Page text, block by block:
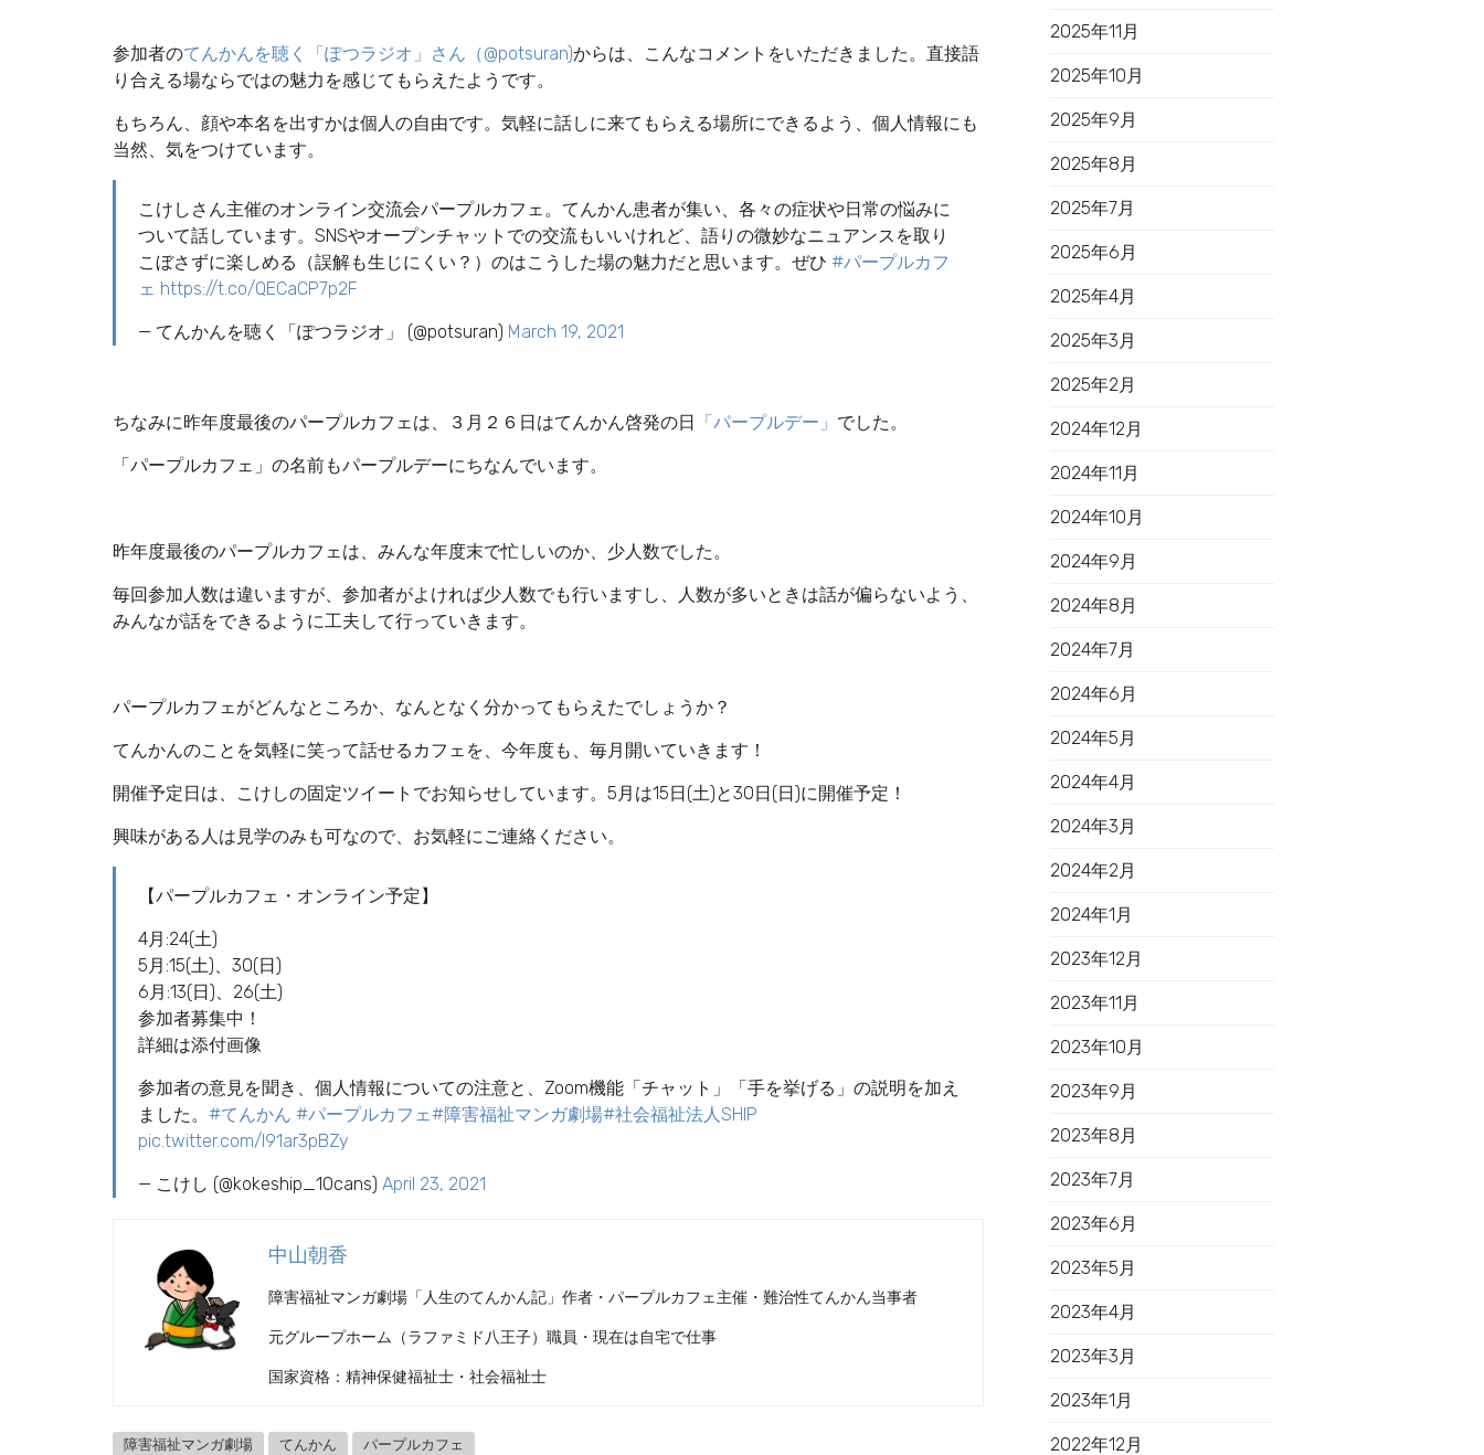
参加者のてんかんを聴く「ぽつラジオ」さん（@potsuran)からは、こんなコメントをいただきました。直接語
り合える場ならではの魅力を感じてもらえたようです。
もちろん、顔や本名を出すかは個人の自由です。気軽に話しに来てもらえる場所にできるよう、個人情報にも
当然、気をつけています。
こけしさん主催のオンライン交流会パープルカフェ。てんかん患者が集い、各々の症状や日常の悩みに
ついて話しています。SNSやオープンチャットでの交流もいいけれど、語りの微妙なニュアンスを取り
こぼさずに楽しめる（誤解も生じにくい？）のはこうした場の魅力だと思います。ぜひ #パープルカフ
ェ https://t.co/QECaCP7p2F
— てんかんを聴く「ぽつラジオ」 (@potsuran) March 19, 2021
ちなみに昨年度最後のパープルカフェは、３月２６日はてんかん啓発の日 「パープルデー」 でした。
「パープルカフェ」の名前もパープルデーにちなんでいます。
昨年度最後のパープルカフェは、みんな年度末で忙しいのか、少人数でした。
毎回参加人数は違いますが、参加者がよければ少人数でも行いますし、人数が多いときは話が偏らないよう、
みんなが話をできるように工夫して行っていきます。
パープルカフェがどんなところか、なんとなく分かってもらえたでしょうか？
てんかんのことを気軽に笑って話せるカフェを、今年度も、毎月開いていきます！
開催予定日は、こけしの固定ツイートでお知らせしています。5月は15日(土)と30日(日)に開催予定！
興味がある人は見学のみも可なので、お気軽にご連絡ください。
【パープルカフェ・オンライン予定】
4月:24(土)
5月:15(土)、30(日)
6月:13(日)、26(土)
参加者募集中！
詳細は添付画像
参加者の意見を聞き、個人情報についての注意と、Zoom機能「チャット」「手を挙げる」の説明を加え
ました。 #てんかん #パープルカフェ#障害福祉マンガ劇場#社会福祉法人SHIP
pic.twitter.com/I91ar3pBZy
— こけし (@kokeship_10cans) April 23, 2021
中山朝香
障害福祉マンガ劇場「人生のてんかん記」作者・パープルカフェ主催・難治性てんかん当事者
元グループホーム（ラファミド八王子）職員・現在は自宅で仕事
国家資格：精神保健福祉士・社会福祉士
障害福祉マンガ劇場 てんかん パープルカフェ
2025年11月
2025年10月
2025年9月
2025年8月
2025年7月
2025年6月
2025年4月
2025年3月
2025年2月
2024年12月
2024年11月
2024年10月
2024年9月
2024年8月
2024年7月
2024年6月
2024年5月
2024年4月
2024年3月
2024年2月
2024年1月
2023年12月
2023年11月
2023年10月
2023年9月
2023年8月
2023年7月
2023年6月
2023年5月
2023年4月
2023年3月
2023年1月
2022年12月